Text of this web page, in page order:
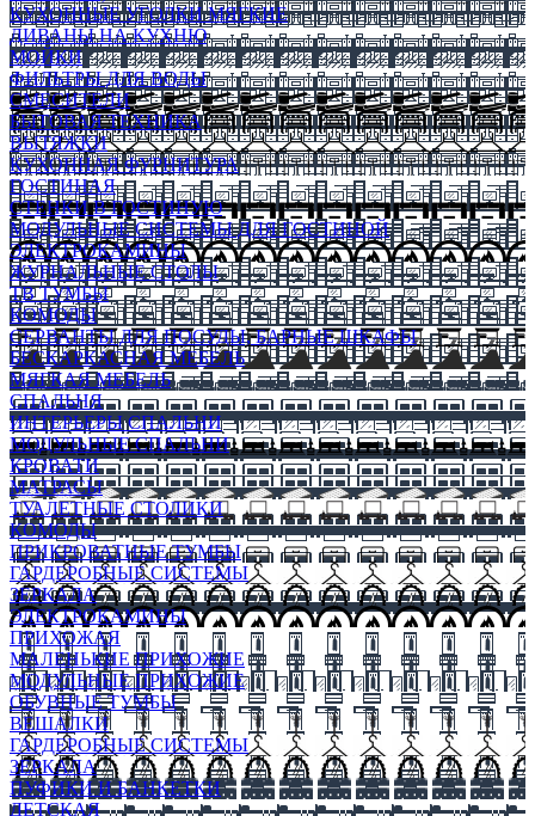
КУХОННЫЕ УГОЛКИ МЯГКИЕ
ДИВАНЫ НА КУХНЮ
МОЙКИ
ФИЛЬТРЫ ДЛЯ ВОДЫ
СМЕСИТЕЛИ
БЫТОВАЯ ТЕХНИКА
ВЫТЯЖКИ
КУХОННАЯ ФУРНИТУРА
ГОСТИНАЯ
СТЕНКИ В ГОСТИНУЮ
МОДУЛЬНЫЕ СИСТЕМЫ ДЛЯ ГОСТИНОЙ
ЭЛЕКТРОКАМИНЫ
ЖУРНАЛЬНЫЕ СТОЛЫ
ТВ ТУМБЫ
КОМОДЫ
СЕРВАНТЫ ДЛЯ ПОСУДЫ, БАРНЫЕ ШКАФЫ
БЕСКАРКАСНАЯ МЕБЕЛЬ
МЯГКАЯ МЕБЕЛЬ
СПАЛЬНЯ
ИНТЕРЬЕРЫ СПАЛЬНИ
МОДУЛЬНЫЕ СПАЛЬНИ
КРОВАТИ
МАТРАСЫ
ТУАЛЕТНЫЕ СТОЛИКИ
КОМОДЫ
ПРИКРОВАТНЫЕ ТУМБЫ
ГАРДЕРОБНЫЕ СИСТЕМЫ
ЗЕРКАЛА
ЭЛЕКТРОКАМИНЫ
ПРИХОЖАЯ
МАЛЕНЬКИЕ ПРИХОЖИЕ
МОДУЛЬНЫЕ ПРИХОЖИЕ
ОБУВНЫЕ ТУМБЫ
ВЕШАЛКИ
ГАРДЕРОБНЫЕ СИСТЕМЫ
ЗЕРКАЛА
ПУФИКИ И БАНКЕТКИ
ДЕТСКАЯ